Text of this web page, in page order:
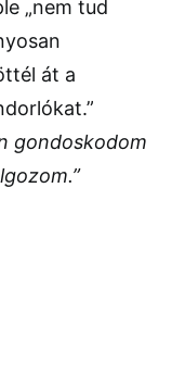
„nem tud
át a
gondoskodom